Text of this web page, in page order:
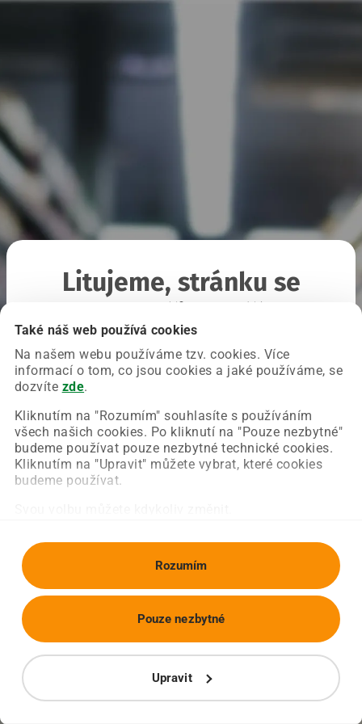
Také náš web používá cookies
Na našem webu používáme tzv. cookies. Více
informací o tom, co jsou cookies a jaké používáme, se
dozvíte zde.
Kliknutím na "Rozumím" souhlasíte s používáním
všech našich cookies. Po kliknutí na "Pouze nezbytné"
budeme používat pouze nezbytné technické cookies.
Kliknutím na "Upravit" můžete vybrat, které cookies
budeme používat.
Rozumím
Upravit
Pouze nezbytné
Litujeme, stránku se
Chyba nastala na naší straně a už ji opravujeme.
Zkuste prosím znovu načíst požadovanou stránku.
Obnovit stránku Úvodní strana